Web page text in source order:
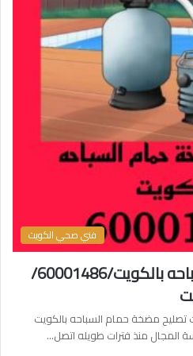
فني صحي الكويت
تصليح مضخة حمام السباحه بالكويت/60001486/
مضخة حمام السباحه بالكويت
المجال منذ فترات طويله اتصل…